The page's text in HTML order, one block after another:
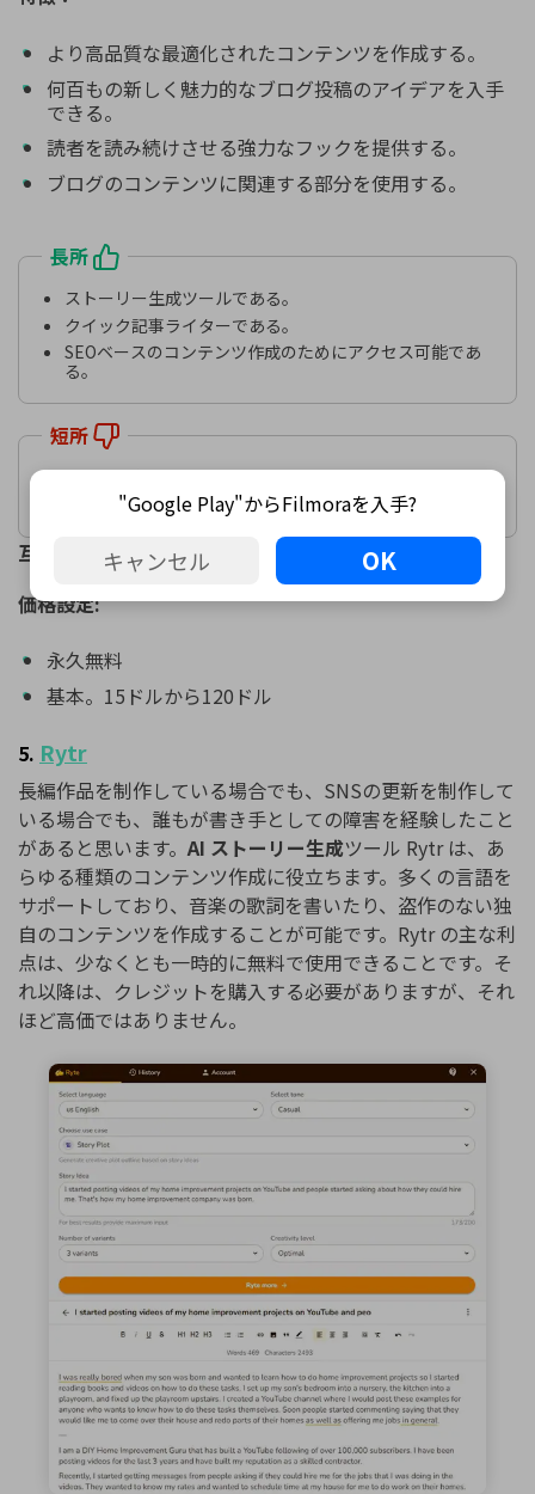
より高品質な最適化されたコンテンツを作成する。
何百もの新しく魅力的なブログ投稿のアイデアを入手
できる。
読者を読み続けさせる強力なフックを提供する。
ブログのコンテンツに関連する部分を使用する。
長所
ストーリー生成ツールである。
クイック記事ライターである。
SEOベースのコンテンツ作成のためにアクセス可能であ
る。
短所
SEO の素材としては最適ではない。
人々は会社のインターフェースの使用を避ける。
互換性:
オンライン
価格設定:
永久無料
基本。15ドルから120ドル
5. Rytr
長編作品を制作している場合でも、SNSの更新を制作して
いる場合でも、誰もが書き手としての障害を経験したこと
があると思います。AI ストーリー生成ツール Rytr は、あ
らゆる種類のコンテンツ作成に役立ちます。多くの言語を
サポートしており、音楽の歌詞を書いたり、盗作のない独
自のコンテンツを作成することが可能です。Rytr の主な利
点は、少なくとも一時的に無料で使用できることです。そ
れ以降は、クレジットを購入する必要がありますが、それ
ほど高価ではありません。
"Google Play"からFilmoraを入手?
キャンセル OK